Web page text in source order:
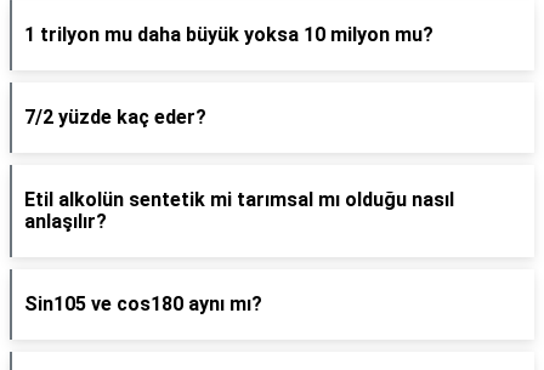
1 trilyon mu daha büyük yoksa 10 milyon mu?
7/2 yüzde kaç eder?
Etil alkolün sentetik mi tarımsal mı olduğu nasıl
anlaşılır?
Sin105 ve cos180 aynı mı?